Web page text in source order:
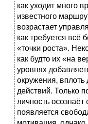
как уходит много
известного
возрастает
как требуется всё
«точки роста».
как будто их «на
уровнях
окружения, вплоть
действий. Только
личность
появляется